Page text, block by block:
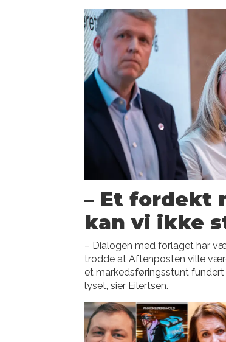
– Et fordekt
kan vi ikke
– Dialogen med forlaget har
trodde at Aftenposten ville
et markedsføringsstunt
lyset, sier Eilertsen.